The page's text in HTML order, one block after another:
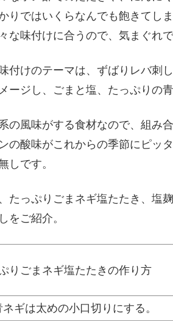
りではいくらなんでも飽きてし
な味付けに合うので、気まぐれ
付けのテーマは、ずばりレバ刺
ージし、ごまと塩、たっぷりの
の風味がする食材なので、組み
の酸味がこれからの季節にピッ
しです。
たっぷりごまネギ塩たたき、塩
をご紹介。
りごまネギ塩たたきの作り方
ネギは太めの小口切りにする。